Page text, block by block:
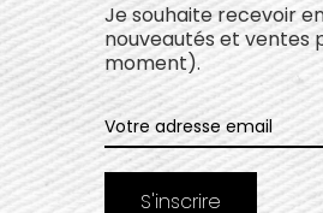
Je souhaite recevoir
nouveautés et ventes
moment).